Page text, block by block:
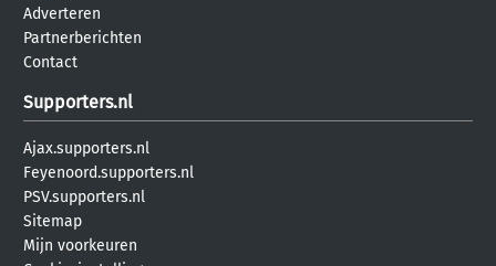
Adverteren
Partnerberichten
Contact
Supporters.nl
Ajax.supporters.nl
Feyenoord.supporters.nl
PSV.supporters.nl
Sitemap
Mijn voorkeuren